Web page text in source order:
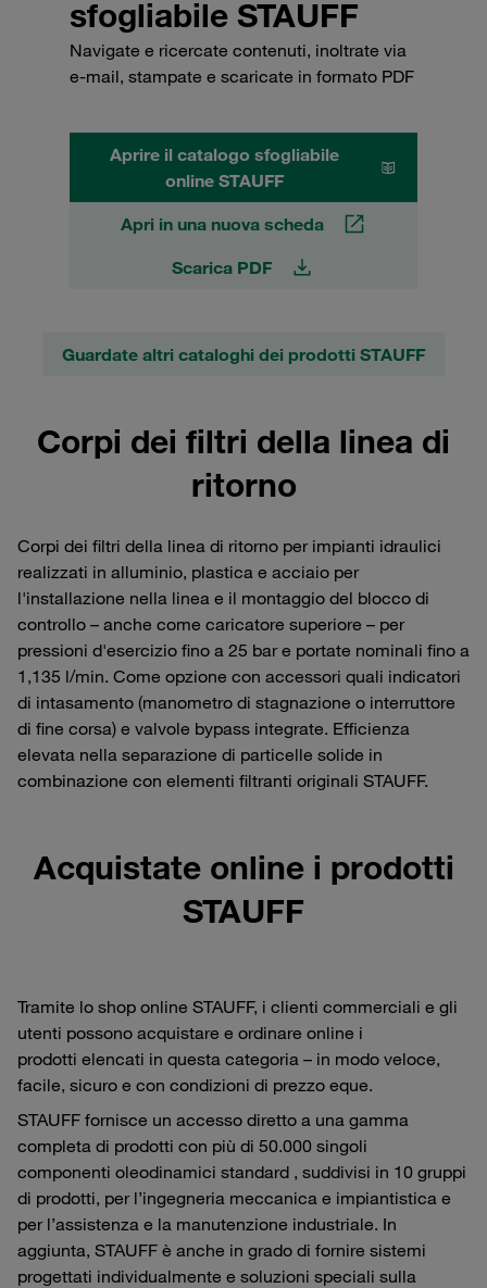
sfogliabile STAUFF
Navigate e ricercate contenuti, inoltrate via
e-mail, stampate e scaricate in formato PDF
Aprire il catalogo sfogliabile
online STAUFF
Apri in una nuova scheda
Scarica PDF
Guardate altri cataloghi dei prodotti STAUFF
Corpi dei filtri della linea di
ritorno
Corpi dei filtri della linea di ritorno per impianti idraulici
realizzati in alluminio, plastica e acciaio per
l'installazione nella linea e il montaggio del blocco di
controllo – anche come caricatore superiore – per
pressioni d'esercizio fino a 25 bar e portate nominali fino a
1,135 l/min. Come opzione con accessori quali indicatori
di intasamento (manometro di stagnazione o interruttore
di fine corsa) e valvole bypass integrate. Efficienza
elevata nella separazione di particelle solide in
combinazione con elementi filtranti originali STAUFF.
Acquistate online i prodotti
STAUFF
Tramite lo shop online STAUFF, i clienti commerciali e gli
utenti possono acquistare e ordinare online i
prodotti elencati in questa categoria – in modo veloce,
facile, sicuro e con condizioni di prezzo eque.
STAUFF fornisce un accesso diretto a una gamma
completa di prodotti con più di 50.000 singoli
componenti oleodinamici standard , suddivisi in 10 gruppi
di prodotti, per l’ingegneria meccanica e impiantistica e
per l’assistenza e la manutenzione industriale. In
aggiunta, STAUFF è anche in grado di fornire sistemi
progettati individualmente e soluzioni speciali sulla